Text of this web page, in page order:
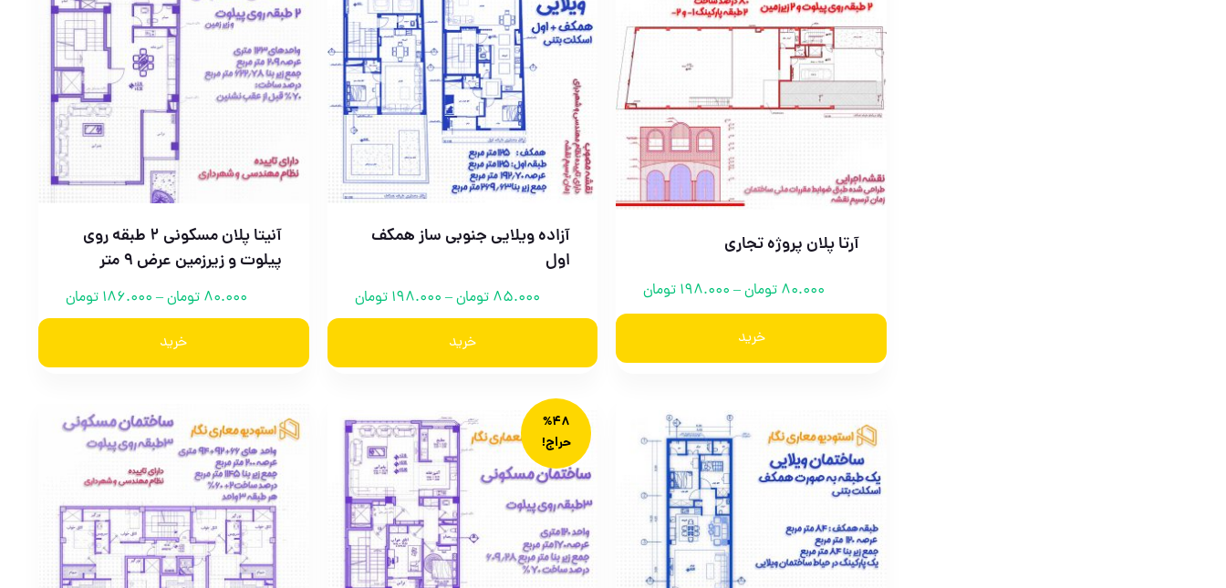
آرتا پلان پروژه تجاری
80.000 تومان–
198.000 تومان
خرید
آزاده ویلایی جنوبی ساز همکف
اول
85.000 تومان–
198.000 تومان
خرید
آنیتا پلان مسکونی 2 طبقه روی
پیلوت و زیرزمین عرض 9 متر
80.000 تومان–
186.000 تومان
خرید
%48
حراج!